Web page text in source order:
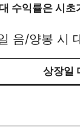
수익률은 시
음/양봉 시
상장일